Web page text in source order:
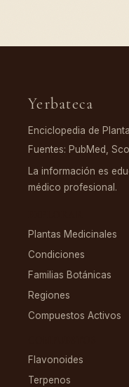
Yerbateca
Enciclopedia de
Fuentes: PubMed,
La información es
médico profesional.
Plantas Medicinales
Condiciones
Familias Botánicas
Regiones
Compuestos Activos
Flavonoides
Terpenos